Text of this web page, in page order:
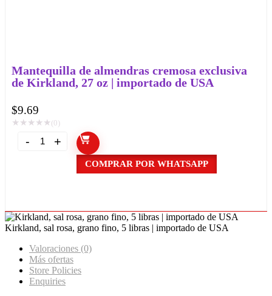
Mantequilla de almendras cremosa exclusiva
de Kirkland, 27 oz | importado de USA
$9.69
★ ★ ★ ★ ★ (0)
COMPRAR POR WHATSAPP
Kirkland, sal rosa, grano fino, 5 libras | importado de USA
Valoraciones (0)
Más ofertas
Store Policies
Enquiries